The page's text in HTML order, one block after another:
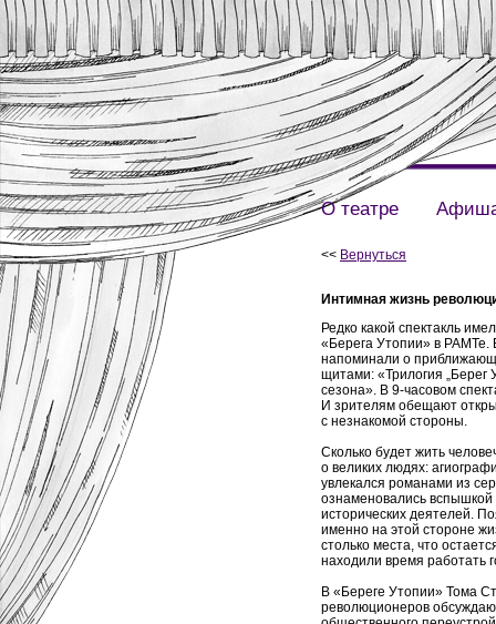
О театре
<< Вернуться
Интимная жизнь
Редко какой спектакль
«Берега Утопии» в РАМТе.
напоминали о
щитами: «Трилогия
сезона». В 9-часовом
И зрителям обещают
с незнакомой стороны.
Сколько будет жить
о великих людях:
увлекался романами из
ознаменовались вспышкой
исторических деятелей.
именно на этой стороне
столько места, что
находили время работать
В «Береге Утопии» Тома
революционеров